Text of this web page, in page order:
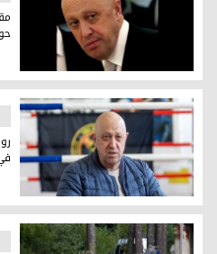
يفغيني بريغوجين
روسيا تؤكد وفاة يفغيني